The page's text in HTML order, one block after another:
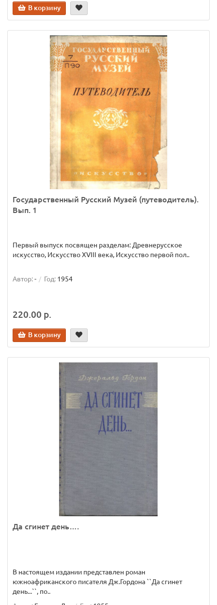
В корзину
Государственный Русский Музей (путеводитель).
Вып. 1
Первый выпуск посвящен разделам: Древнерусское
искусство, Искусство XVIII века, Искусство первой пол..
Автор:- Год: 1954
220.00 р.
В корзину
Да сгинет день….
В настоящем издании представлен роман
южноафриканского писателя Дж.Гордона ``Да сгинет
день...``, по..